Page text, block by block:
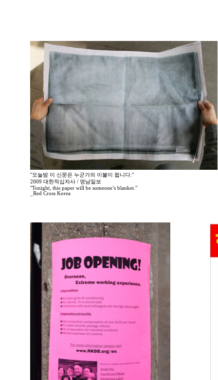
"오늘밤 이 신문은 누군가의 이불이 됩니다."
2009 대한적십자사 / 영남일보
"Tonight, this paper will be someone’s blanket."
_Red Cross Korea